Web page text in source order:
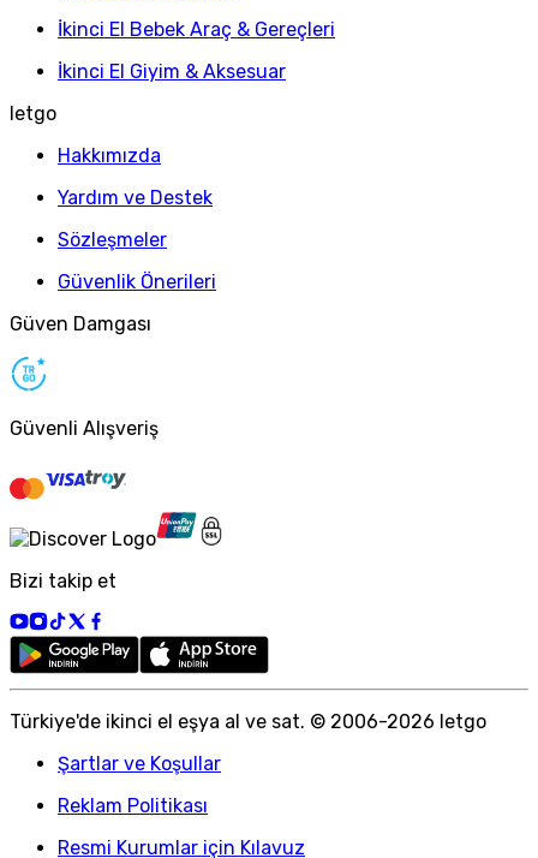
İkinci El Bebek Araç & Gereçleri
İkinci El Giyim & Aksesuar
letgo
Hakkımızda
Yardım ve Destek
Sözleşmeler
Güvenlik Önerileri
Güven Damgası
Güvenli Alışveriş
Bizi takip et
Türkiye'de ikinci el eşya al ve sat. © 2006-2026 letgo
Şartlar ve Koşullar
Reklam Politikası
Resmi Kurumlar için Kılavuz